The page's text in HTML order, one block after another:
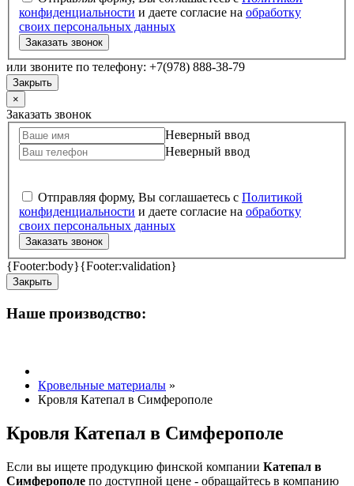
конфиденциальности и даете согласие на обработку
своих персональных данных
Заказать звонок
или звоните по телефону: +7(978) 888-38-79
Закрыть
×
Заказать звонок
Неверный ввод
Неверный ввод
Отправляя форму, Вы соглашаетесь с Политикой
конфиденциальности и даете согласие на обработку
своих персональных данных
Заказать звонок
{Footer:body}{Footer:validation}
Закрыть
Наше производство:
Кровельные материалы »
Кровля Катепал в Симферополе
Кровля Катепал в Симферополе
Если вы ищете продукцию финской компании Катепал в
Симферополе по доступной цене - обращайтесь в компанию